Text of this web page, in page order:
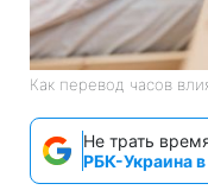
Как перевод часов
Не трать
РБК-Украина